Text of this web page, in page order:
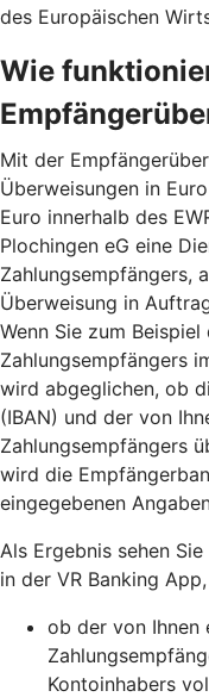
des Europäischen
Wie
Mit der
Überweisungen in
Euro innerhalb des
Plochingen eG eine
Zahlungsempfängers,
Überweisung in
Wenn Sie zum
Zahlungsempfängers
wird abgeglichen, ob
(IBAN) und der von
Zahlungsempfängers
wird die
eingegebenen
Als Ergebnis sehen
in der VR Banking App,
ob der von Ihnen
Kontoinhabers